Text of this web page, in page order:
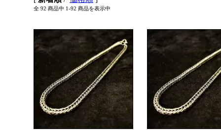
全 92 商品中 1-92 商品を表示中